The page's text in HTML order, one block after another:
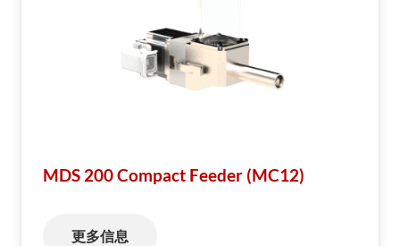
MDS 200 Compact Feeder (MC12)
更多信息